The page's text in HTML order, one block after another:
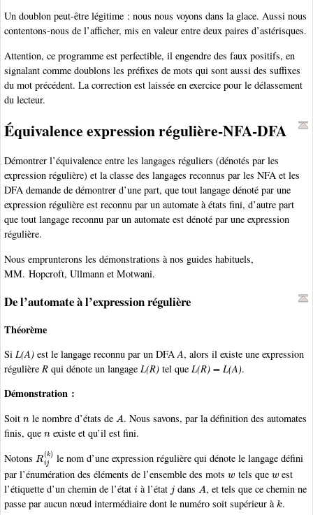
Un doublon peut-être légitime : nous nous voyons dans la glace. Aussi nous
contentons-nous de l’afficher, mis en valeur entre deux paires d’astérisques.
Attention, ce programme est perfectible, il engendre des faux positifs, en
signalant comme doublons les préfixes de mots qui sont aussi des suffixes
du mot précédent. La correction est laissée en exercice pour le délassement
du lecteur.
Équivalence expression régulière-NFA-DFA
Démontrer l’équivalence entre les langages réguliers (dénotés par les
expression régulière) et la classe des langages reconnus par les NFA et les
DFA demande de démontrer d’une part, que tout langage dénoté par une
expression régulière est reconnu par un automate à états fini, d’autre part
que tout langage reconnu par un automate est dénoté par une expression
régulière.
Nous emprunterons les démonstrations à nos guides habituels,
MM. Hopcroft, Ullmann et Motwani.
De l’automate à l’expression régulière
Théorème
Si L(A) est le langage reconnu par un DFAA, alors il existe une expression
régulière R qui dénote un langage L(R) tel que L(R) = L(A).
Démonstration :
Soit le nombre d’états de
. Nous savons, par la définition des automates
finis, que nexiste et qu’il est fini.
Notons
j(k le nom d’une expression régulière qui dénote le langage défini
par l’énumération des éléments de l’ensemble des mots
tels quew est
l’étiquette d’un chemin de l’état i à l’état j dansA, et tels que ce chemin ne
passe par aucun nœud intermédiaire dont le numéro soit supérieur àk.